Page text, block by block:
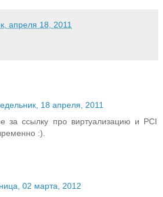
апреля 18, 2011
18 апреля, 2011
за ссылку про виртуализацию и PCI
:).
02 марта, 2012